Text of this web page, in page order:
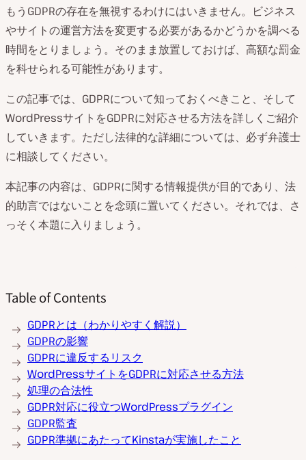
もうGDPRの存在を無視するわけにはいきません。ビジネス
やサイトの運営方法を変更する必要があるかどうかを調べる
時間をとりましょう。そのまま放置しておけば、高額な罰金
を科せられる可能性があります。
この記事では、GDPRについて知っておくべきこと、そして
WordPressサイトをGDPRに対応させる方法を詳しくご紹介
していきます。ただし法律的な詳細については、必ず弁護士
に相談してください。
本記事の内容は、GDPRに関する情報提供が目的であり、法
的助言ではないことを念頭に置いてください。それでは、さ
っそく本題に入りましょう。
Table of Contents
GDPRとは（わかりやすく解説）
GDPRの影響
GDPRに違反するリスク
WordPressサイトをGDPRに対応させる方法
処理の合法性
GDPR対応に役立つWordPressプラグイン
GDPR監査
GDPR準拠にあたってKinstaが実施したこと